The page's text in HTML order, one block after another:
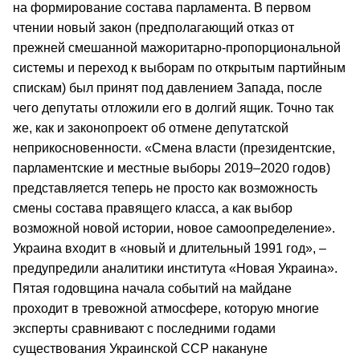
на формирование состава парламента. В первом
чтении новый закон (предполагающий отказ от
прежней смешанной мажоритарно-пропорциональной
системы и переход к выборам по открытым партийным
спискам) был принят под давлением Запада, после
чего депутаты отложили его в долгий ящик. Точно так
же, как и законопроект об отмене депутатской
неприкосновенности. «Смена власти (президентские,
парламентские и местные выборы 2019–2020 годов)
представляется теперь не просто как возможность
смены состава правящего класса, а как выбор
возможной новой истории, новое самоопределение».
Украина входит в «новый и длительный 1991 год», –
предупредили аналитики института «Новая Украина».
Пятая годовщина начала событий на майдане
проходит в тревожной атмосфере, которую многие
эксперты сравнивают с последними годами
существования Украинской ССР накануне